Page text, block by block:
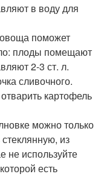
в воду для
овоща поможет
плоды помещают
2-3 ст. л.
сливочного.
картофель
можно только
из
не используйте
есть